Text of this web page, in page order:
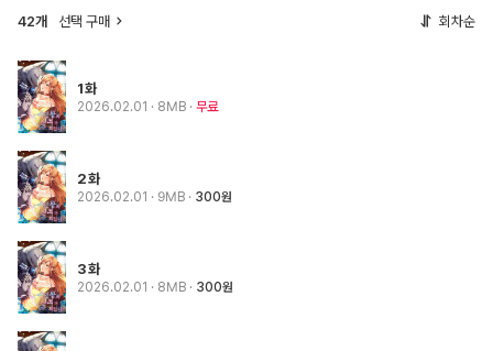
42개 선택 구매 회차순
1화
2026.02.01 · 8MB 무료
2화
2026.02.01 · 9MB 300원
3화
2026.02.01 · 8MB 300원